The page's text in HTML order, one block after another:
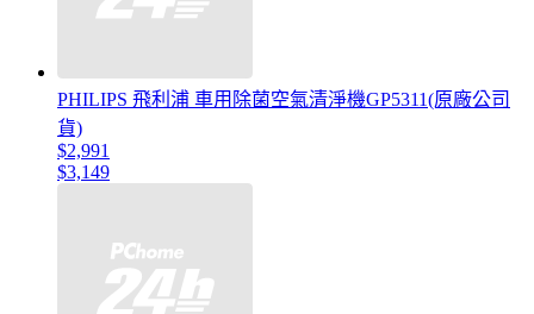
PHILIPS 飛利浦 車用除菌空氣清淨機GP5311(原廠公司
貨)
$2,991
$3,149